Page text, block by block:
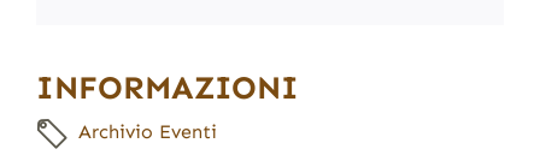
INFORMAZIONI
Archivio Eventi